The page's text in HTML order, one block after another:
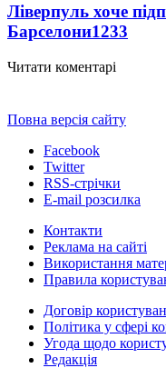
Ліверпуль хоче
Барселони1233
Читати коментарі
Повна версія сайту
Facebook
Twitter
RSS-стрічки
E-mail розсилка
Контакти
Реклама на сайті
Використання
Правила
Договір
Політика у сфері
Угода щодо
Редакція